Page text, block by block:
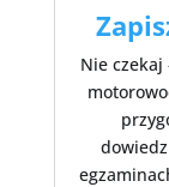
Nie czekaj